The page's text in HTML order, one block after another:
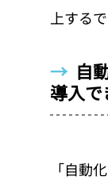
上する
→ 自
導入で
「自動